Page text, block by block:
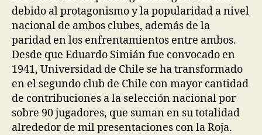
debido al protagonismo y la popularidad a nivel
nacional de ambos clubes, además de la
paridad en los enfrentamientos entre ambos.
Desde que Eduardo Simián fue convocado en
1941, Universidad de Chile se ha transformado
en el segundo club de Chile con mayor cantidad
de contribuciones a la selección nacional por
sobre 90 jugadores, que suman en su totalidad
alrededor de mil presentaciones con la Roja.